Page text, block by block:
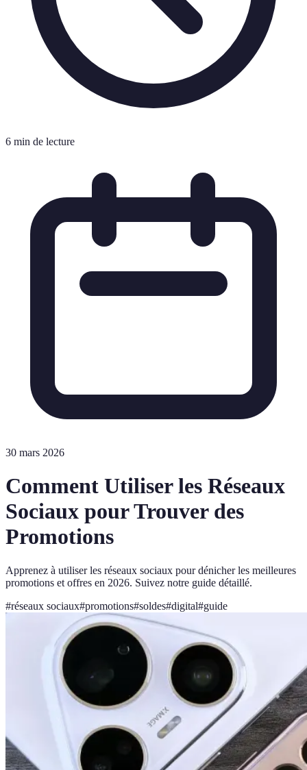
6 min de lecture
30 mars 2026
Comment Utiliser les Réseaux
Sociaux pour Trouver des
Promotions
Apprenez à utiliser les réseaux sociaux pour dénicher les meilleures
promotions et offres en 2026. Suivez notre guide détaillé.
#réseaux sociaux#promotions#soldes#digital#guide